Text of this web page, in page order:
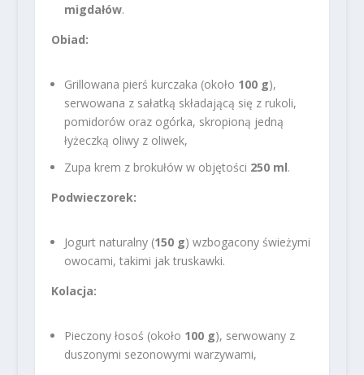
migdałów.
Obiad:
Grillowana pierś kurczaka (około 100 g),
serwowana z sałatką składającą się z rukoli,
pomidorów oraz ogórka, skropioną jedną
łyżeczką oliwy z oliwek,
Zupa krem z brokułów w objętości 250 ml.
Podwieczorek:
Jogurt naturalny (150 g) wzbogacony świeżymi
owocami, takimi jak truskawki.
Kolacja:
Pieczony łosoś (około 100 g), serwowany z
duszonymi sezonowymi warzywami,